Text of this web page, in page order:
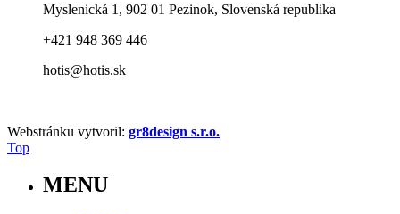
Myslenická 1, 902 01 Pezinok, Slovenská republika
+421 948 369 446
hotis@hotis.sk
Webstránku vytvoril: gr8design s.r.o.
Top
MENU